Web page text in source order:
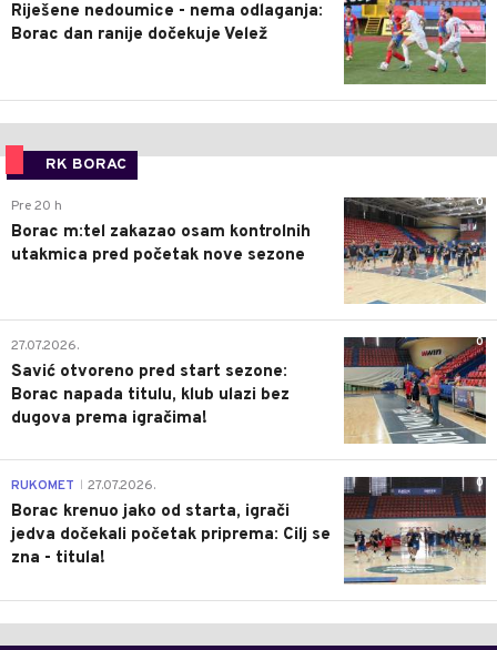
Riješene nedoumice - nema odlaganja:
Borac dan ranije dočekuje Velež
RK BORAC
0
Pre 20 h
Borac m:tel zakazao osam kontrolnih
utakmica pred početak nove sezone
0
27.07.2026.
Savić otvoreno pred start sezone:
Borac napada titulu, klub ulazi bez
dugova prema igračima!
0
RUKOMET 27.07.2026.
Borac krenuo jako od starta, igrači
jedva dočekali početak priprema: Cilj se
zna - titula!